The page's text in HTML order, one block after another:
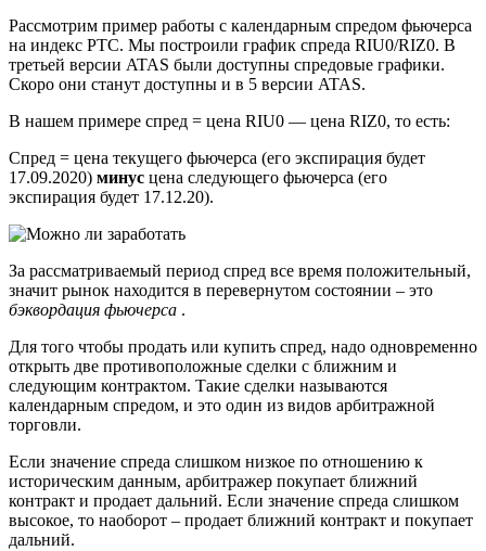
Рассмотрим пример работы с календарным спредом фьючерса
на индекс РТС. Мы построили график спреда RIU0/RIZ0. В
третьей версии ATAS были доступны спредовые графики.
Скоро они станут доступны и в 5 версии ATAS.
В нашем примере спред = цена RIU0 — цена RIZ0, то есть:
Спред = цена текущего фьючерса (его экспирация будет
17.09.2020) минус цена следующего фьючерса (его
экспирация будет 17.12.20).
За рассматриваемый период спред все время положительный,
значит рынок находится в перевернутом состоянии – это
бэквордация фьючерса .
Для того чтобы продать или купить спред, надо одновременно
открыть две противоположные сделки с ближним и
следующим контрактом. Такие сделки называются
календарным спредом, и это один из видов арбитражной
торговли.
Если значение спреда слишком низкое по отношению к
историческим данным, арбитражер покупает ближний
контракт и продает дальний. Если значение спреда слишком
высокое, то наоборот – продает ближний контракт и покупает
дальний.